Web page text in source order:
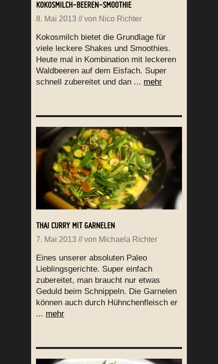
KOKOSMILCH-BEEREN-SMOOTHIE
8. Mai 2013 // von Nico Richter
Kokosmilch bietet die Grundlage für
viele leckere Shakes und Smoothies.
Heute mal in Kombination mit leckeren
Waldbeeren auf dem Eisfach. Super
schnell zubereitet und dan ... mehr
THAI CURRY MIT GARNELEN
7. Mai 2013 // von Michaela Richter
Eines unserer absoluten Paleo
Lieblingsgerichte. Super einfach
zubereitet, man braucht nur etwas
Geduld beim Schnippeln. Die Garnelen
können auch durch Hühnchenfleisch er
... mehr